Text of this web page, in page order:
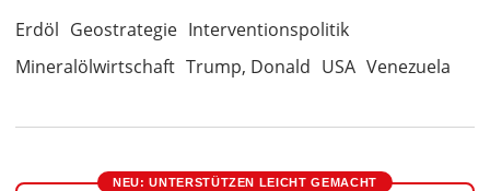
Erdöl Geostrategie Interventionspolitik
Mineralölwirtschaft Trump, Donald USA Venezuela
NEU: UNTERSTÜTZEN LEICHT GEMACHT